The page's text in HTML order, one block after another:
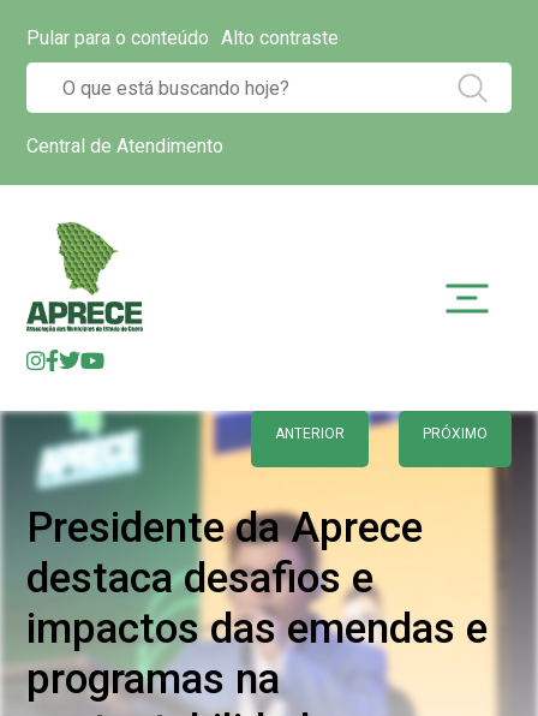
Pular para o conteúdo Alto contraste
Central de Atendimento
ANTERIOR PRÓXIMO
Presidente da Aprece
destaca desafios e
impactos das emendas e
programas na